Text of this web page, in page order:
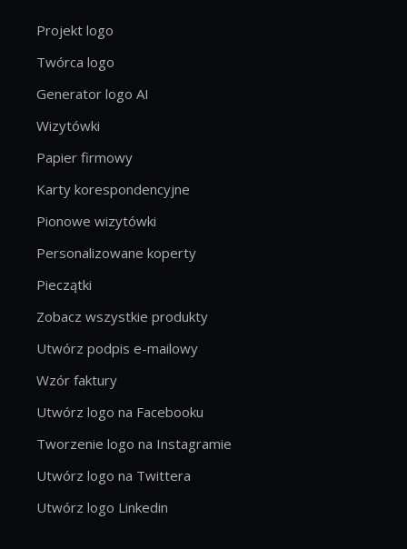
Projekt logo
Twórca logo
Generator logo AI
Wizytówki
Papier firmowy
Karty korespondencyjne
Pionowe wizytówki
Personalizowane koperty
Pieczątki
Zobacz wszystkie produkty
Utwórz podpis e-mailowy
Wzór faktury
Utwórz logo na Facebooku
Tworzenie logo na Instagramie
Utwórz logo na Twittera
Utwórz logo Linkedin